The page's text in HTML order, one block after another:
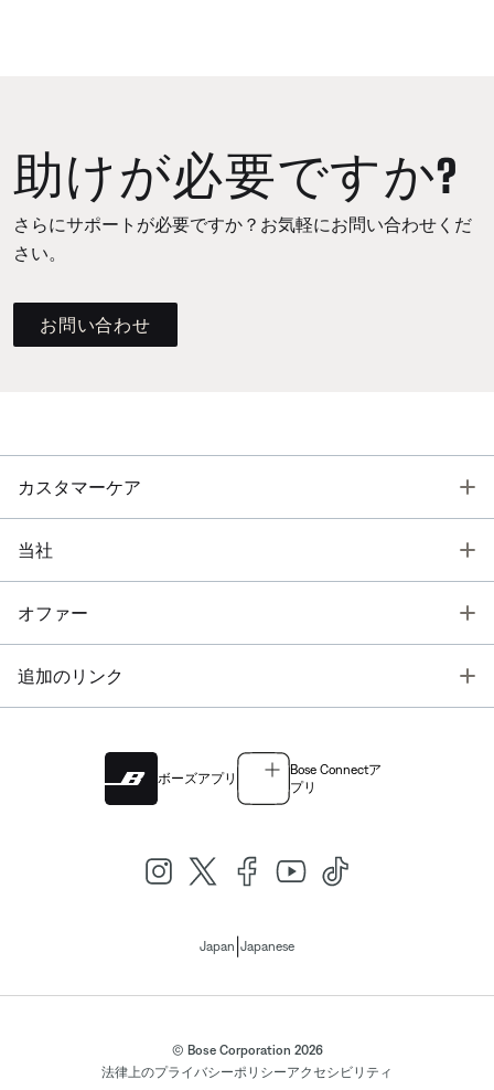
助けが必要ですか?
さらにサポートが必要ですか？お気軽にお問い合わせくだ
さい。
お問い合わせ
カスタマーケア
当社
オファー
追加のリンク
ボーズアプリ
Bose Connectア
プリ
Japan Japanese
© Bose Corporation 2026
法律上のプライバシーポリシーアクセシビリティ